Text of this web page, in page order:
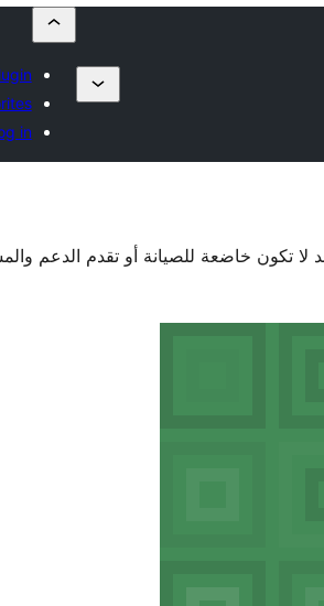
in
لا تكون خاضعة للصيانة أو تقدم الدعم